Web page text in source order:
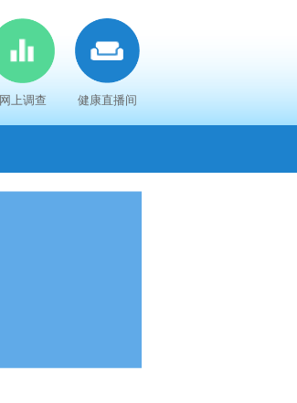
健康直播间
网上调查